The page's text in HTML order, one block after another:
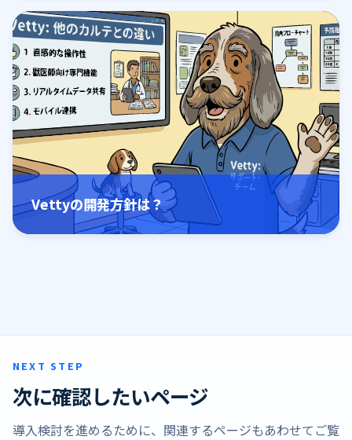
Vettyの開発方針は？
NEXT STEP
次に確認したいページ
導入検討を進めるために、関連するページもあわせてご覧